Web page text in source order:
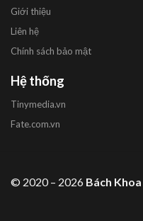
Giới thiệu
Liên hệ
Chính sách bảo mật
Hệ thống
Tinymedia.vn
Fate.com.vn
© 2020 – 2026 Bách